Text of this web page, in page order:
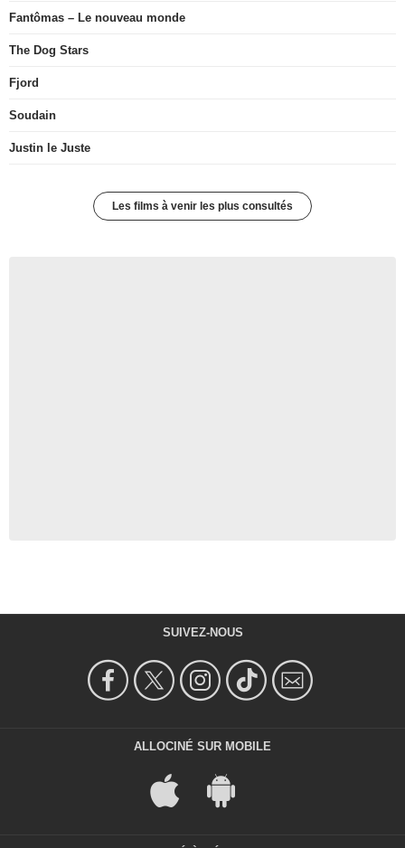
Fantômas – Le nouveau monde
The Dog Stars
Fjord
Soudain
Justin le Juste
Les films à venir les plus consultés
SUIVEZ-NOUS
ALLOCINÉ SUR MOBILE